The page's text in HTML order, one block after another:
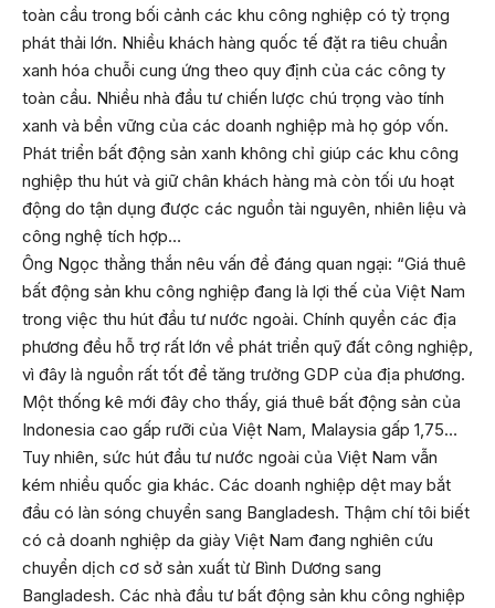
toàn cầu trong bối cảnh các khu công nghiệp có tỷ trọng
phát thải lớn. Nhiều khách hàng quốc tế đặt ra tiêu chuẩn
xanh hóa chuỗi cung ứng theo quy định của các công ty
toàn cầu. Nhiều nhà đầu tư chiến lược chú trọng vào tính
xanh và bền vững của các doanh nghiệp mà họ góp vốn.
Phát triển bất động sản xanh không chỉ giúp các khu công
nghiệp thu hút và giữ chân khách hàng mà còn tối ưu hoạt
động do tận dụng được các nguồn tài nguyên, nhiên liệu và
công nghệ tích hợp…
Ông Ngọc thẳng thắn nêu vấn đề đáng quan ngại: “Giá thuê
bất động sản khu công nghiệp đang là lợi thế của Việt Nam
trong việc thu hút đầu tư nước ngoài. Chính quyền các địa
phương đều hỗ trợ rất lớn về phát triển quỹ đất công nghiệp,
vì đây là nguồn rất tốt để tăng trưởng GDP của địa phương.
Một thống kê mới đây cho thấy, giá thuê bất động sản của
Indonesia cao gấp rưỡi của Việt Nam, Malaysia gấp 1,75…
Tuy nhiên, sức hút đầu tư nước ngoài của Việt Nam vẫn
kém nhiều quốc gia khác. Các doanh nghiệp dệt may bắt
đầu có làn sóng chuyển sang Bangladesh. Thậm chí tôi biết
có cả doanh nghiệp da giày Việt Nam đang nghiên cứu
chuyển dịch cơ sở sản xuất từ Bình Dương sang
Bangladesh. Các nhà đầu tư bất động sản khu công nghiệp